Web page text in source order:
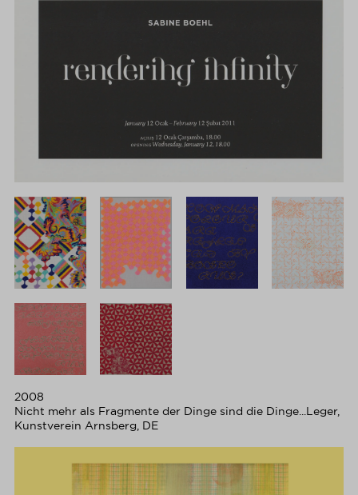
2008
Nicht mehr als Fragmente der Dinge sind die Dinge...Leger,
Kunstverein Arnsberg, DE